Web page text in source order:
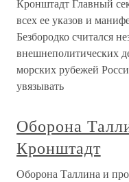
Кронштадт Главный
всех ее указов и
Безбородко считался
внешнеполитических
морских рубежей
увязывать
Оборона
Кронштадт
Оборона Таллина и